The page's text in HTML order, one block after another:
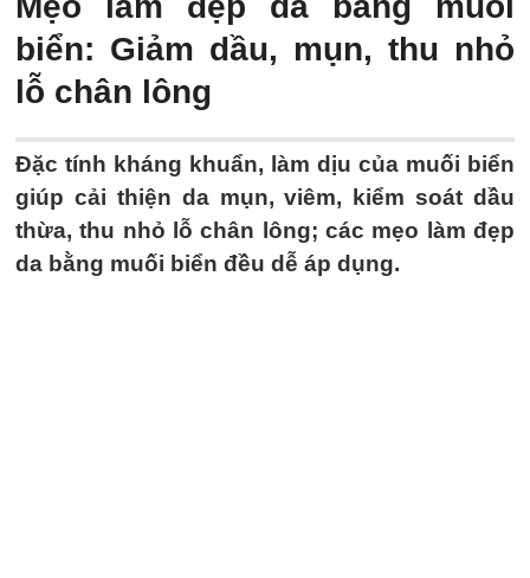
biển: Giảm dầu, mụn, thu nhỏ
lỗ chân lông
Đặc tính kháng khuẩn, làm dịu của muối biển
giúp cải thiện da mụn, viêm, kiểm soát dầu
thừa, thu nhỏ lỗ chân lông; các mẹo làm đẹp
da bằng muối biển đều dễ áp dụng.